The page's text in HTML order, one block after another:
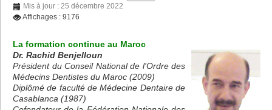
Mis à jour : 25 décembre 2022
Affichages : 9176
La formation continue au Maroc
Dr. Rachid Benjelloun
Président du Conseil National de l'Ordre des
Médecins Dentistes du Maroc (2009)
Diplômé de faculté de Médecine Dentaire de
Casablanca (1987)